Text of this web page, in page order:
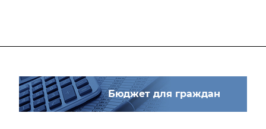
Бюджет для граждан